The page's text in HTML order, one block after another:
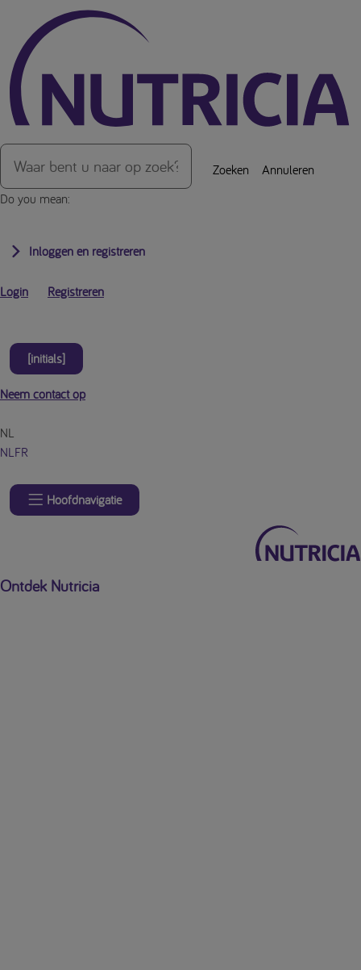
Over de inhoud van de pagina
Zoeken
Annuleren
Do you mean:
Inloggen en registreren
Login Registreren
[initials]
Neem contact op
NL
NL FR
Hoofdnavigatie
Ontdek Nutricia